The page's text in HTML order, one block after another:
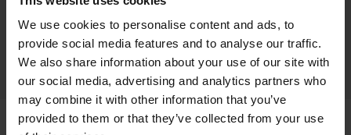
We use cookies to personalise content and ads, to
provide social media features and to analyse our traffic.
We also share information about your use of our site with
our social media, advertising and analytics partners who
may combine it with other information that you’ve
provided to them or that they’ve collected from your use
preprogramados
Puede utilizarse en diversos entornos